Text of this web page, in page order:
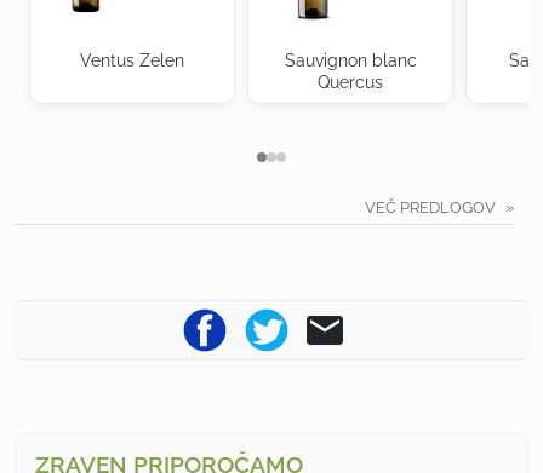
Ventus Zelen
Sauvignon blanc
Quercus
VEČ PREDLOGOV
ZRAVEN PRIPOROČAMO